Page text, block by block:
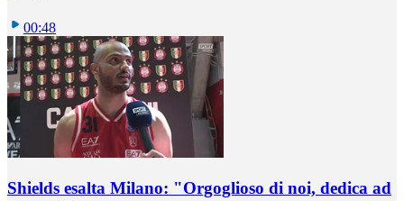
00:48
Shields esalta Milano: "Orgoglioso di noi, dedica ad